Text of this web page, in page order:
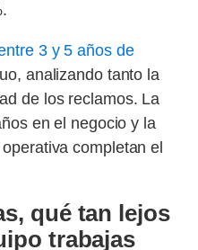
3 y 5 años de
analizando tanto la
de los reclamos. La
en el negocio y la
completan el
qué tan lejos
trabajas